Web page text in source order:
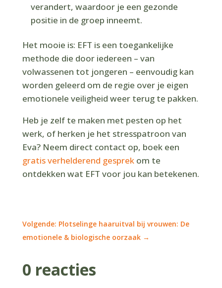
verandert, waardoor je een gezonde
positie in de groep inneemt.
Het mooie is: EFT is een toegankelijke
methode die door iedereen – van
volwassenen tot jongeren – eenvoudig kan
worden geleerd om de regie over je eigen
emotionele veiligheid weer terug te pakken.
Heb je zelf te maken met pesten op het
werk, of herken je het stresspatroon van
Eva? Neem direct contact op, boek een
gratis verhelderend gesprekom te
ontdekken wat EFT voor jou kan betekenen.
Volgende: Plotselinge haaruitval bij vrouwen: De
emotionele & biologische oorzaak→
0 reacties